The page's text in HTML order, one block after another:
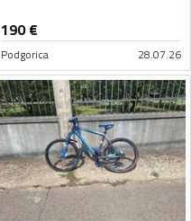
190€
Podgorica 28.07.26